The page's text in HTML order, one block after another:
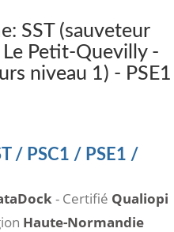
SST (sauveteur
Petit-Quevilly -
niveau 1) - PSE1
/ PSC1 / PSE1 /
- Certifié Qualiopi
Haute-Normandie